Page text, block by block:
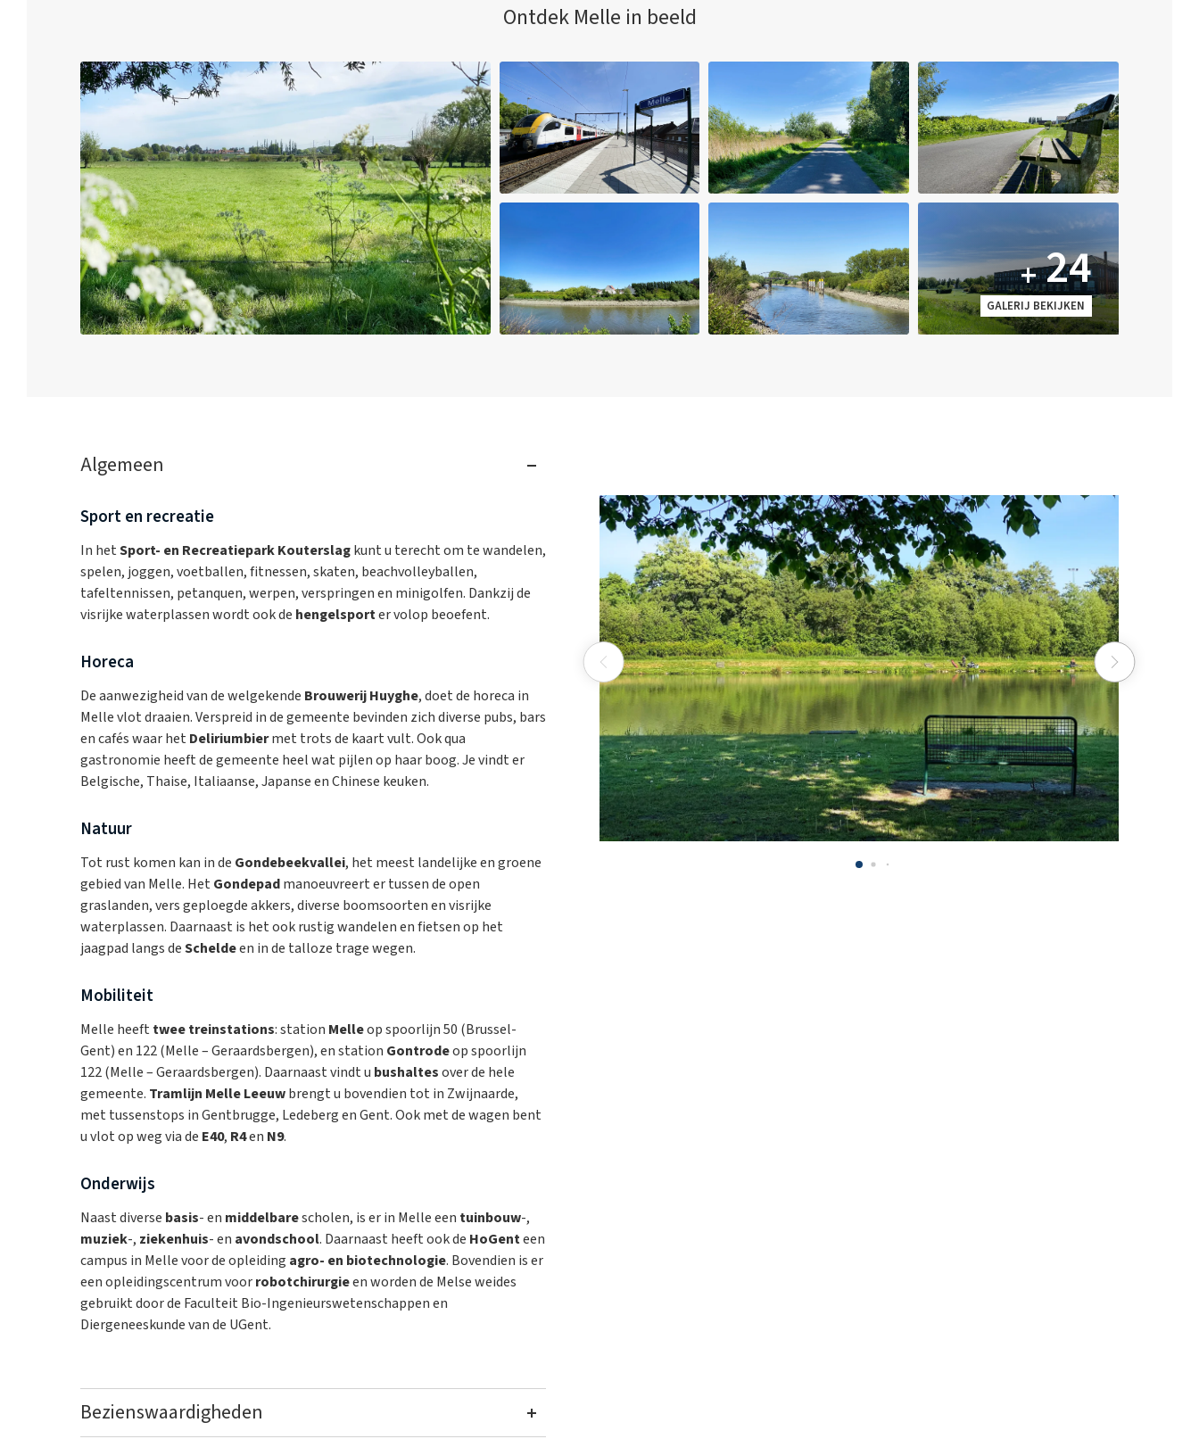
Ontdek Melle in beeld
+24
GALERIJ BEKIJKEN
Algemeen
Sport en recreatie
In hetSport- en Recreatiepark Kouterslagkunt u terecht om te wandelen,
spelen, joggen, voetballen, fitnessen, skaten, beachvolleyballen,
tafeltennissen, petanquen, werpen, verspringen en minigolfen. Dankzij de
visrijke waterplassen wordt ook de hengelsporter volop beoefent.
Horeca
De aanwezigheid van de welgekende Brouwerij Huyghe, doet de horeca in
Melle vlot draaien. Verspreid in de gemeente bevinden zich diverse pubs, bars
en cafés waar het Deliriumbiermet trots de kaart vult. Ook qua
gastronomie heeft de gemeente heel wat pijlen op haar boog. Je vindt er
Belgische, Thaise, Italiaanse, Japanse en Chinese keuken.
Natuur
Tot rust komen kan in de Gondebeekvallei, het meest landelijke en groene
gebied van Melle. Het Gondepadmanoeuvreert er tussen de open
graslanden, vers geploegde akkers, diverse boomsoorten en visrijke
waterplassen. Daarnaast is het ook rustig wandelen en fietsen op het
jaagpad langs deScheldeen in de talloze trage wegen.
Mobiliteit
Melle heeft twee treinstations: station Melleop spoorlijn 50 (Brussel-
Gent) en 122 (Melle – Geraardsbergen), en station Gontrodeop spoorlijn
122 (Melle – Geraardsbergen). Daarnaast vindt u bushaltesover de hele
gemeente. Tramlijn Melle Leeuwbrengt u bovendien tot in Zwijnaarde,
met tussenstops in Gentbrugge, Ledeberg en Gent. Ook met de wagen bent
u vlot op weg via de E40, R4en N9.
Onderwijs
Naast diverse basis- en middelbarescholen, is er in Melle een tuinbouw-,
muziek-, ziekenhuis- en avondschool. Daarnaast heeft ook de HoGenteen
campus in Melle voor de opleiding agro- en biotechnologie. Bovendien is er
een opleidingscentrum voorrobotchirurgieen worden de Melse weides
gebruikt door de Faculteit Bio-Ingenieurswetenschappen en
Diergeneeskunde van de UGent.
Bezienswaardigheden